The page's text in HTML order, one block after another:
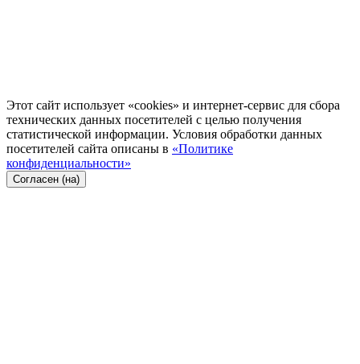
Этот сайт использует «cookies» и интернет-сервис для сбора
технических данных посетителей с целью получения
статистической информации. Условия обработки данных
посетителей сайта описаны в «Политике
конфиденциальности»
Согласен (на)